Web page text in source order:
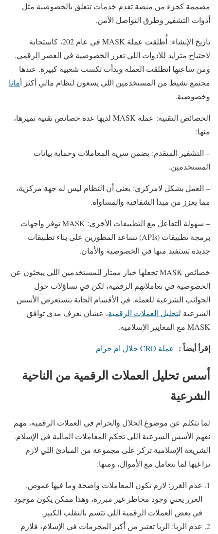
مصممة كجزء من منصة تقدم خدمات تتعلق بالخصوصية مثل
أدوات التشفير وطرق التواصل الآمن.
تاريخ الإنشاء: أُطلقت عملة MASK في عام 202، كاستجابة
لاحتياج متزايد للأدوات اللي تعزز الخصوصية في العصر الرقمي.
ومن ساعتها انطلقت العملة وبدأت تكسب شعبية كبيرة. عندها
مجتمع نشيط من المستخدمين اللي يسعون لنظام مالي أكثر أمانا
وخصوصية.
الخصائص التقنية: عملة MASK لديها عدة خصائص تقنية تميزها،
منها:
– التشفير المتقدم: يضمن سرية المعاملات وحماية بيانات
المستخدمين.
– العمل بشكل لامركزي: يعني أن النظام ليس له جهة مركزية،
مما يعزز من مبدأ الشفافية والمساواة.
– سهولة التفاعل مع التطبيقات الأخرى: MASK توفر واجهات
برمجة تطبيقات (APIs) تساعد المطورين على بناء تطبيقات
جديدة تستفيد منها في الخصوصية والأمان.
خصائص MASK تجعلها خيار ممتاز للمستخدمين اللي يبحثون عن
الخصوصية في تعاملاتهم الرقمية، لكن في تساؤلات حول
الجوانب الشرعية للعملة. في الأقسام الجاية بنستعرض الأسس
الشرعية لتحليل العملات الرقمية، عشان نعرف مدى توافق
MASK مع المعايير الإسلامية.
إقرأ أيضاً : عملة CRO حلال ام حرام
أسس تحليل العملات الرقمية من الناحية
الشرعية
لما نتكلم عن موضوع الحلال والحرام في العملات الرقمية، مهم
نفهم الأسس الشرعية اللي تحكم المعاملات المالية في الإسلام.
الشريعة الإسلامية تركز على مجموعة من المبادئ اللي لازم
نراعيها لما نتعامل مع الأموال، ومنها:
عدم الغرر: لازم تكون المعاملات واضحة وما فيها غموض.
الغرر يعني وجود مخاطر غير مبررة، وهذا ممكن يكون موجود
في بعض العملات الرقمية اللي تتسم بالتقلب الكبير.
عدم الربا: الربا تعتبر من أكبر المحرمات في الإسلام، فلازم